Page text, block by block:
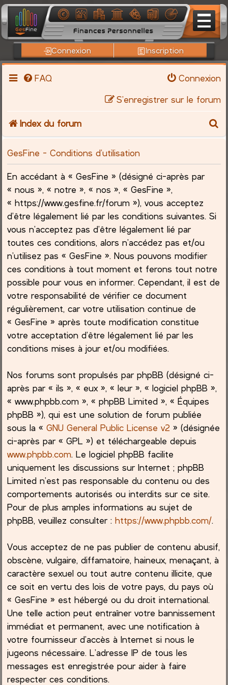
Connexion Inscription
FAQ
Connexion
S’enregistrer sur le forum
Index du forum
c
GesFine - Conditions d’utilisation
En accédant à « GesFine » (désigné ci-après par
« nous », « notre », « nos », « GesFine »,
« https://www.gesfine.fr/forum »), vous acceptez
d’être légalement lié par les conditions suivantes. Si
vous n’acceptez pas d’être légalement lié par
toutes ces conditions, alors n’accédez pas et/ou
n’utilisez pas « GesFine ». Nous pouvons modifier
ces conditions à tout moment et ferons tout notre
possible pour vous en informer. Cependant, il est de
votre responsabilité de vérifier ce document
régulièrement, car votre utilisation continue de
« GesFine » après toute modification constitue
votre acceptation d’être légalement lié par les
conditions mises à jour et/ou modifiées.
Nos forums sont propulsés par phpBB (désigné ci-
après par « ils », « eux », « leur », « logiciel phpBB »,
« www.phpbb.com », « phpBB Limited », « Équipes
phpBB »), qui est une solution de forum publiée
sous la «GNU General Public License v2 » (désignée
ci-après par « GPL ») et téléchargeable depuis
www.phpbb.com. Le logiciel phpBB facilite
uniquement les discussions sur Internet ; phpBB
Limited n’est pas responsable du contenu ou des
comportements autorisés ou interdits sur ce site.
Pour de plus amples informations au sujet de
phpBB, veuillez consulter :https://www.phpbb.com/.
Vous acceptez de ne pas publier de contenu abusif,
obscène, vulgaire, diffamatoire, haineux, menaçant, à
caractère sexuel ou tout autre contenu illicite, que
ce soit en vertu des lois de votre pays, du pays où
« GesFine » est hébergé ou du droit international.
Une telle action peut entraîner votre bannissement
immédiat et permanent, avec une notification à
votre fournisseur d’accès à Internet si nous le
jugeons nécessaire. L’adresse IP de tous les
messages est enregistrée pour aider à faire
respecter ces conditions.